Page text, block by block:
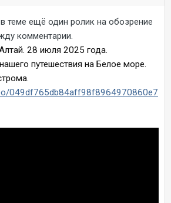
теме ещё один ролик на обозрение
комментарии.
28 июля 2025 года.
путешествия на Белое море.
049df765db84aff98f8964970860e7